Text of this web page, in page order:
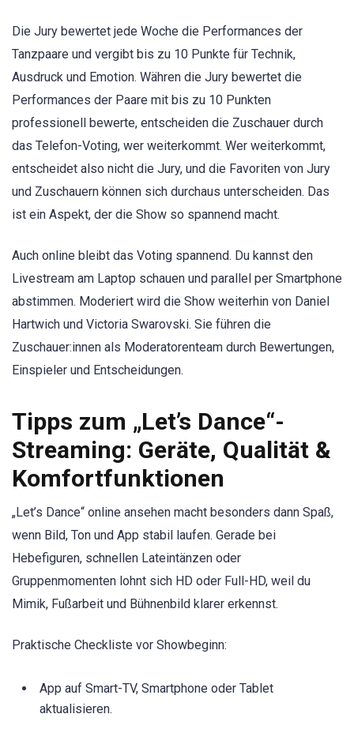
Die Jury bewertet jede Woche die Performances der
Tanzpaare und vergibt bis zu 10 Punkte für Technik,
Ausdruck und Emotion. Währen die Jury bewertet die
Performances der Paare mit bis zu 10 Punkten
professionell bewerte, entscheiden die Zuschauer durch
das Telefon-Voting, wer weiterkommt. Wer weiterkommt,
entscheidet also nicht die Jury, und die Favoriten von Jury
und Zuschauern können sich durchaus unterscheiden. Das
ist ein Aspekt, der die Show so spannend macht.
Auch online bleibt das Voting spannend. Du kannst den
Livestream am Laptop schauen und parallel per Smartphone
abstimmen. Moderiert wird die Show weiterhin von Daniel
Hartwich und Victoria Swarovski. Sie führen die
Zuschauer:innen als Moderatorenteam durch Bewertungen,
Einspieler und Entscheidungen.
Tipps zum „Let’s Dance“-
Streaming: Geräte, Qualität &
Komfortfunktionen
„Let’s Dance“ online ansehen macht besonders dann Spaß,
wenn Bild, Ton und App stabil laufen. Gerade bei
Hebefiguren, schnellen Lateintänzen oder
Gruppenmomenten lohnt sich HD oder Full-HD, weil du
Mimik, Fußarbeit und Bühnenbild klarer erkennst.
Praktische Checkliste vor Showbeginn:
App auf Smart-TV, Smartphone oder Tablet
aktualisieren.